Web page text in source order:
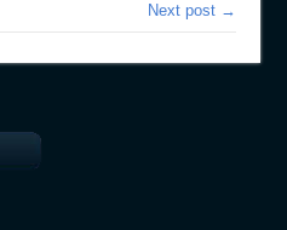
Next post →